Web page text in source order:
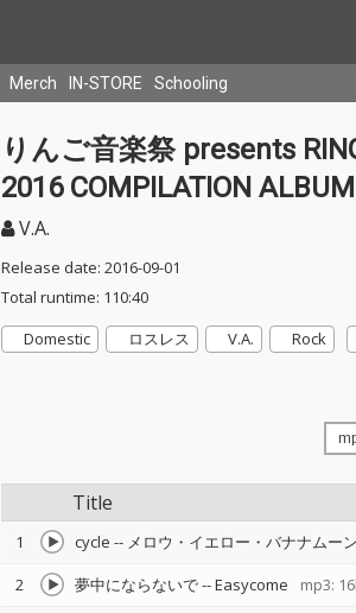
Merch IN-STORE Schooling
りんご音楽祭 presents
2016 COMPILATION ALBUM
V.A.
Release date: 2016-09-01
Total runtime: 110:40
Domestic
ロスレス V.A. Rock
Title
1 cycle -- メロウ・イエロー・バナナムーン
2
夢中にならないで--Easycome mp3: